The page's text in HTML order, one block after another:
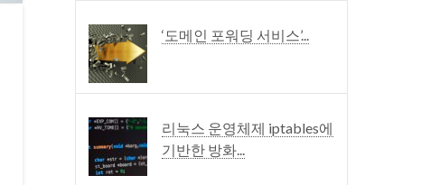
‘도메인 포워딩 서비스’...
리눅스 운영체제 iptables에
기반한 방화...